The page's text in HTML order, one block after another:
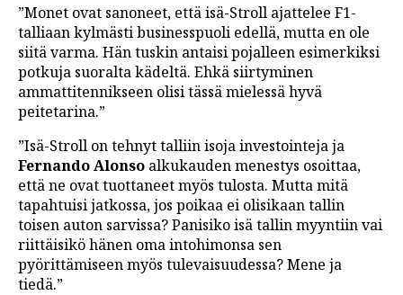
”Monet ovat sanoneet, että isä-Stroll ajattelee F1-
talliaan kylmästi businesspuoli edellä, mutta en ole
siitä varma. Hän tuskin antaisi pojalleen esimerkiksi
potkuja suoralta kädeltä. Ehkä siirtyminen
ammattitennikseen olisi tässä mielessä hyvä
peitetarina.”
”Isä-Stroll on tehnyt talliin isoja investointeja ja
Fernando Alonso alkukauden menestys osoittaa,
että ne ovat tuottaneet myös tulosta. Mutta mitä
tapahtuisi jatkossa, jos poikaa ei olisikaan tallin
toisen auton sarvissa? Panisiko isä tallin myyntiin vai
riittäisikö hänen oma intohimonsa sen
pyörittämiseen myös tulevaisuudessa? Mene ja
tiedä.”